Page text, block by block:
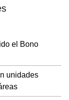
el Bono
unidades